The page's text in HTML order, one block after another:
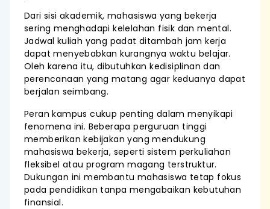
Dari sisi akademik, mahasiswa yang bekerja
sering menghadapi kelelahan fisik dan mental.
Jadwal kuliah yang padat ditambah jam kerja
dapat menyebabkan kurangnya waktu belajar.
Oleh karena itu, dibutuhkan kedisiplinan dan
perencanaan yang matang agar keduanya dapat
berjalan seimbang.
Peran kampus cukup penting dalam menyikapi
fenomena ini. Beberapa perguruan tinggi
memberikan kebijakan yang mendukung
mahasiswa bekerja, seperti sistem perkuliahan
fleksibel atau program magang terstruktur.
Dukungan ini membantu mahasiswa tetap fokus
pada pendidikan tanpa mengabaikan kebutuhan
finansial.